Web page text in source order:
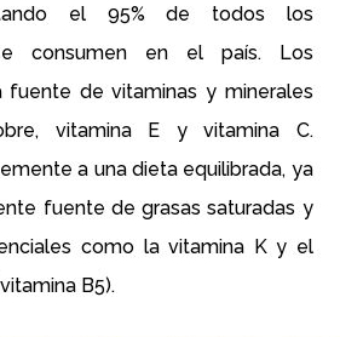
el 95% de todos los
consumen en el país. Los
fuente de vitaminas y minerales
vitamina E y vitamina C.
a una dieta equilibrada, ya
fuente de grasas saturadas y
como la vitamina K y el
B5).